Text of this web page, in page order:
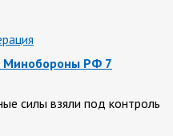
Минобороны РФ 7
силы взяли под контроль